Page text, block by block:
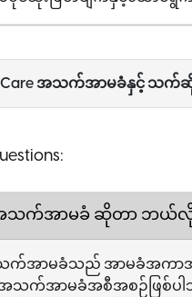
အသက်အာမခံနှင့် သက်
အသက်အာမခံ ဆိုတာ ဘယ်
က်အာမခံသည် အာမခံအကာ
အသက်အာမခံအစီအစဉ်ဖြစ်ပ